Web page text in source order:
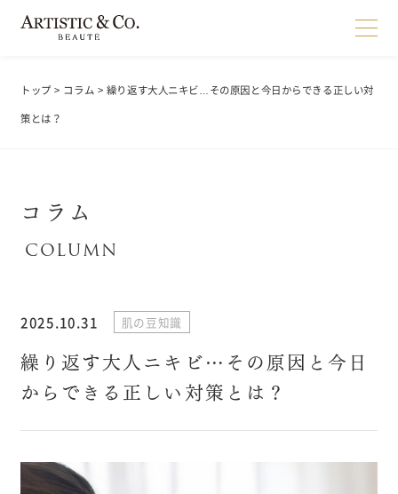
トップ> コラム > 繰り返す大人ニキビ…その原因と今日からできる正しい対
策とは？
コラム
2025.10.31 肌の豆知識
繰り返す大人ニキビ…その原因と今日
からできる正しい対策とは？